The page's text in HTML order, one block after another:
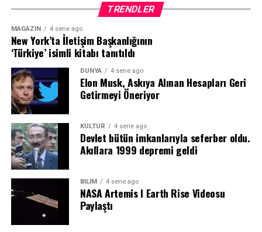
TRENDLER
MAGAZIN 4 sene ago
New York’ta İletişim Başkanlığının
‘Türkiye’ isimli kitabı tanıtıldı
DÜNYA 4 sene ago
Elon Musk, Askıya Alınan Hesapları Geri
Getirmeyi Öneriyor
KÜLTÜR 4 sene ago
Devlet bütün imkanlarıyla seferber oldu.
Akıllara 1999 depremi geldi
BILIM 4 sene ago
NASA Artemis I Earth Rise Videosu
Paylaştı